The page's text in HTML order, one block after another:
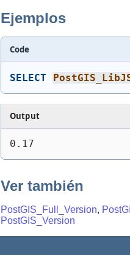
Ejemplos
Code
SELECT
Output
0.17
Ver también
PostGIS_Full_Version,
PostGIS_Version